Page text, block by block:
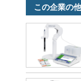
この企業の